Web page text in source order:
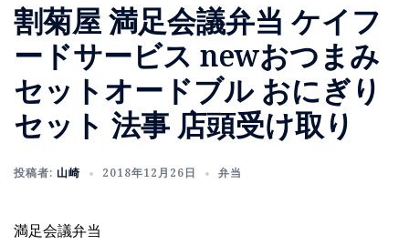
割菊屋 満足会議弁当 ケイフ
ードサービス newおつまみ
セットオードブル おにぎり
セット 法事 店頭受け取り
投稿者: 山崎 2018年12月26日 弁当
満足会議弁当